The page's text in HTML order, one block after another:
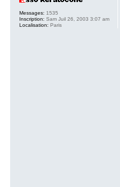
Messages: 1535
Inscription: Sam Juil 26, 2003 3:07 am
Localisation: Paris